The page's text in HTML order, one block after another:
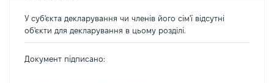
У суб'єкта декларування чи членів його сім'ї відсутні
об'єкти для декларування в цьому розділі.
Документ підписано: